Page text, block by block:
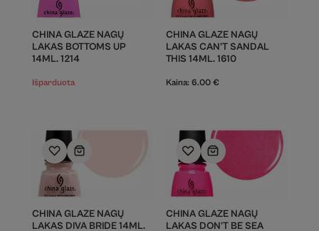
CHINA GLAZE NAGŲ
LAKAS BOTTOMS UP
14ML. 1214
Išparduota
CHINA GLAZE NAGŲ
LAKAS CAN'T SANDAL
THIS 14ML. 1610
Kaina: 6.00 €
CHINA GLAZE NAGŲ
LAKAS DIVA BRIDE 14ML.
CHINA GLAZE NAGŲ
LAKAS DON'T BE SEA